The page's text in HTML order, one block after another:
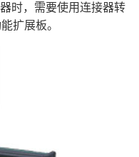
时，需要使用连接器转
扩展板。